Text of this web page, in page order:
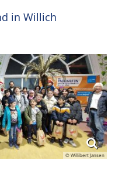
in Willich
© Willibert Jansen